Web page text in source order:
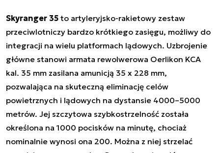
Skyranger 35 to artyleryjsko-rakietowy zestaw
przeciwlotniczy bardzo krótkiego zasięgu, możliwy do
integracji na wielu platformach lądowych. Uzbrojenie
główne stanowi armata rewolwerowa Oerlikon KCA
kal. 35 mm zasilana amunicją 35 x 228 mm,
pozwalająca na skuteczną eliminację celów
powietrznych i lądowych na dystansie 4000–5000
metrów. Jej szczytowa szybkostrzelność została
określona na 1000 pocisków na minutę, chociaż
nominalnie wynosi ona 200. Można z niej strzelać